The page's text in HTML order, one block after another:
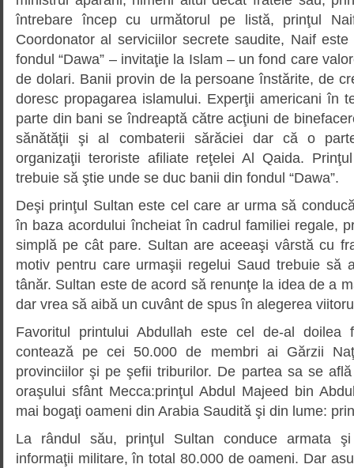
întrebare încep cu următorul pe listă, prinţul
Coordonator al serviciilor secrete saudite, Naif
fondul “Dawa” – invitaţie la Islam – un fond care
de dolari. Banii provin de la persoane înstărite, de
doresc propagarea islamului. Experţii americani în
parte din bani se îndreaptă către acţiuni de
sănătăţii şi al combaterii sărăciei dar că o
organizaţii teroriste afiliate reţelei Al Qaida.
trebuie să ştie unde se duc banii din fondul “Dawa”.
Deşi prinţul Sultan este cel care ar urma să
în baza acordului încheiat în cadrul familiei regale,
simplă pe cât pare. Sultan are aceeaşi vârstă cu
motiv pentru care urmaşii regelui Saud trebuie să
tânăr. Sultan este de acord să renunţe la idea de a
dar vrea să aibă un cuvânt de spus în alegerea
Favoritul printului Abdullah este cel de-al
contează pe cei 50.000 de membri ai Gărzii
provinciilor şi pe şefii triburilor. De partea sa se
oraşului sfânt Mecca:prinţul Abdul Majeed bin
mai bogaţi oameni din Arabia Saudită şi din lume:
La rândul său, prinţul Sultan conduce armata
informaţii militare, în total 80.000 de oameni. Dar